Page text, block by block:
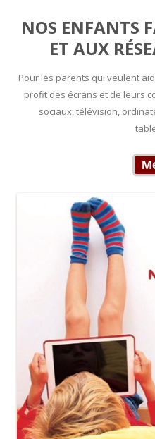
NOS ENFANTS
ET AUX
Pour les parents qui veulent
profit des écrans et de leurs
sociaux, télévision,